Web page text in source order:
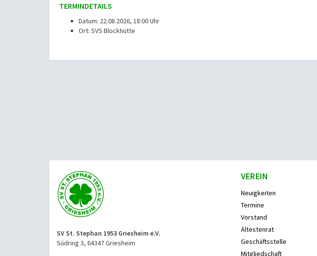
TERMINDETAILS
Datum: 22.08.2026, 18:00 Uhr
Ort: SVS Blockhütte
SV St. Stephan 1953 Griesheim e.V.
Südring 3, 64347 Griesheim
VEREIN
Neuigkeiten
Termine
Vorstand
Ältestenrat
Geschäftsstelle
Mitgliedschaft